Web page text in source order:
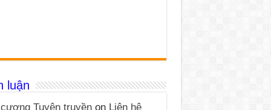
luận
Tuyên truyềnon Liên hệ